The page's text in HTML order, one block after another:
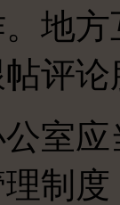
地
评
室
制